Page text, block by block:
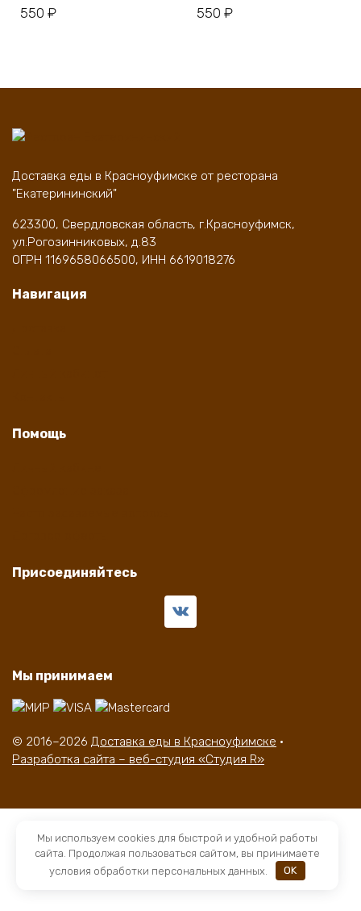
550 ₽
550 ₽
Доставка еды в Красноуфимске от ресторана
"Екатерининский"
623300, Свердловская область, г.Красноуфимск,
ул.Рогозинниковых, д.83
ОГРН 1169658066500, ИНН 6619018276
Навигация
Помощь
Присоединяйтесь
Мы принимаем
© 2016–2026 Доставка еды в Красноуфимске ·
Разработка сайта – веб-студия «Студия R»
Мы используем cookies для быстрой и удобной работы
сайта. Продолжая пользоваться сайтом, вы принимаете
условия обработки персональных данных.
OK